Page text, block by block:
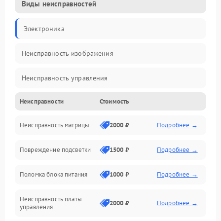
Виды неисправностей
Электроника
Неисправность изображения
Неисправность управления
Неисправность интерфейсов
Прочие неисправности
Неисправность звука
Механические повреждения
Неисправности Стоимость
Неисправность матрицы 2000 ₽ Подробнее →
Повреждение подсветки 1500 ₽ Подробнее →
Поломка блока питания 1000 ₽ Подробнее →
Неисправность платы
управления
2000 ₽ Подробнее →